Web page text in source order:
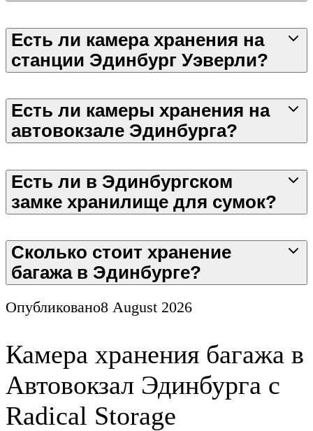
Есть ли камера хранения на
станции Эдинбург Уэверли?
Есть ли камеры хранения на
автовокзале Эдинбурга?
Есть ли в Эдинбургском
замке хранилище для сумок?
Сколько стоит хранение
багажа в Эдинбурге?
Опубликовано8 August 2026
Камера хранения багажа в
Автовокзал Эдинбурга с
Radical Storage